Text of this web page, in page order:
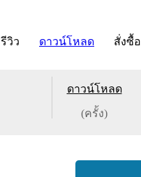
รีวิว ดาวน์โหลด สั่งซื้อ
ดาวน์โหลด
(ครั้ง)